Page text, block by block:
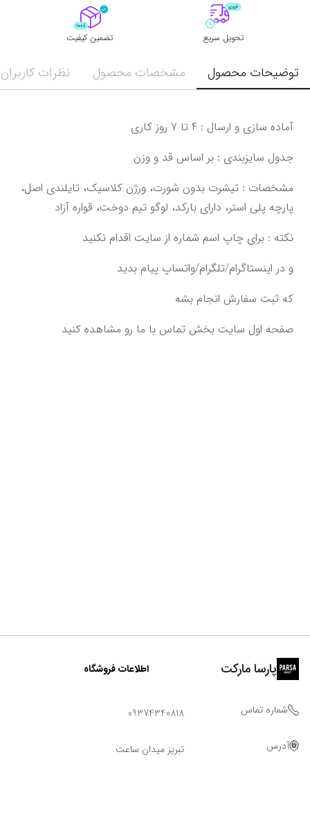
تحویل سریع تضمین کیفیت
توضیحات محصول مشخصات محصول نظرات کاربران
‌پارچه پلی استر، دارای بارکد، لوگو تیم دوخت‌‌‌،‌ قواره آزاد‌‌
و در اینستاگرام/تلگرام/واتساپ پیام بدید‌
‌که ثبت سفارش انجام بشه‌‌‌
پارسا مارکت اطلاعات فروشگاه
شماره تماس 09374340818
آدرس تبریز میدان ساعت